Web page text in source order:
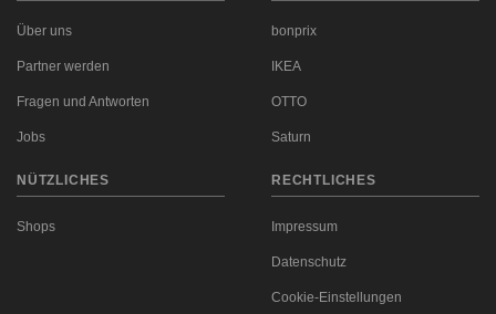
Über uns
Partner werden
Fragen und Antworten
Jobs
bonprix
IKEA
OTTO
Saturn
NÜTZLICHES
Shops
RECHTLICHES
Impressum
Datenschutz
Cookie-Einstellungen